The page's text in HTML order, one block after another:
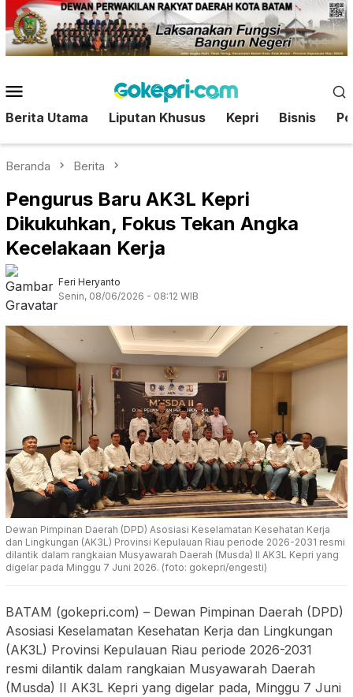
Loncat
ke
konten
Mobile
Berita Utama Liputan Khusus Kepri Bisnis
Beranda Berita
Pengurus Baru AK3L Kepri
Dikukuhkan, Fokus Tekan Angka
Kecelakaan Kerja
Feri Heryanto
Senin, 08/06/2026 - 08:12 WIB
Dewan Pimpinan Daerah (DPD) Asosiasi Keselamatan Kesehatan Kerja
dan Lingkungan (AK3L) Provinsi Kepulauan Riau periode 2026-2031 resmi
dilantik dalam rangkaian Musyawarah Daerah (Musda) II AK3L Kepri yang
digelar pada Minggu 7 Juni 2026. (foto: gokepri/engesti)
BATAM (gokepri.com) – Dewan Pimpinan Daerah (DPD)
Asosiasi Keselamatan Kesehatan Kerja dan Lingkungan
(AK3L) Provinsi Kepulauan Riau periode 2026-2031
resmi dilantik dalam rangkaian Musyawarah Daerah
(Musda) II AK3L Kepri yang digelar pada, Minggu 7 Juni